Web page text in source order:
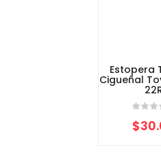
Estopera
Cigueñal
$